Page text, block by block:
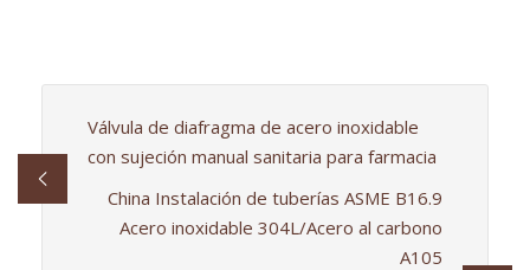
Válvula de diafragma de acero inoxidable
con sujeción manual sanitaria para farmacia
China Instalación de tuberías ASME B16.9
Acero inoxidable 304L/Acero al carbono
A105